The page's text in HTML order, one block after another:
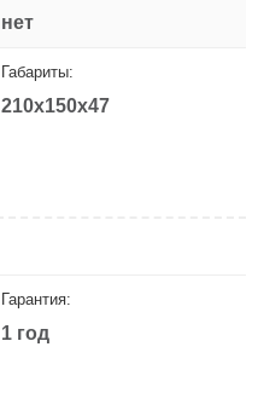
нет
Габариты:
210x150x47
Гарантия:
1 год